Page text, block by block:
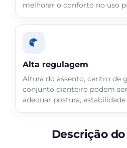
melhorar o conforto no uso
Alta regulagem
Altura do assento, centro de
conjunto dianteiro podem
adequar postura,
Descrição